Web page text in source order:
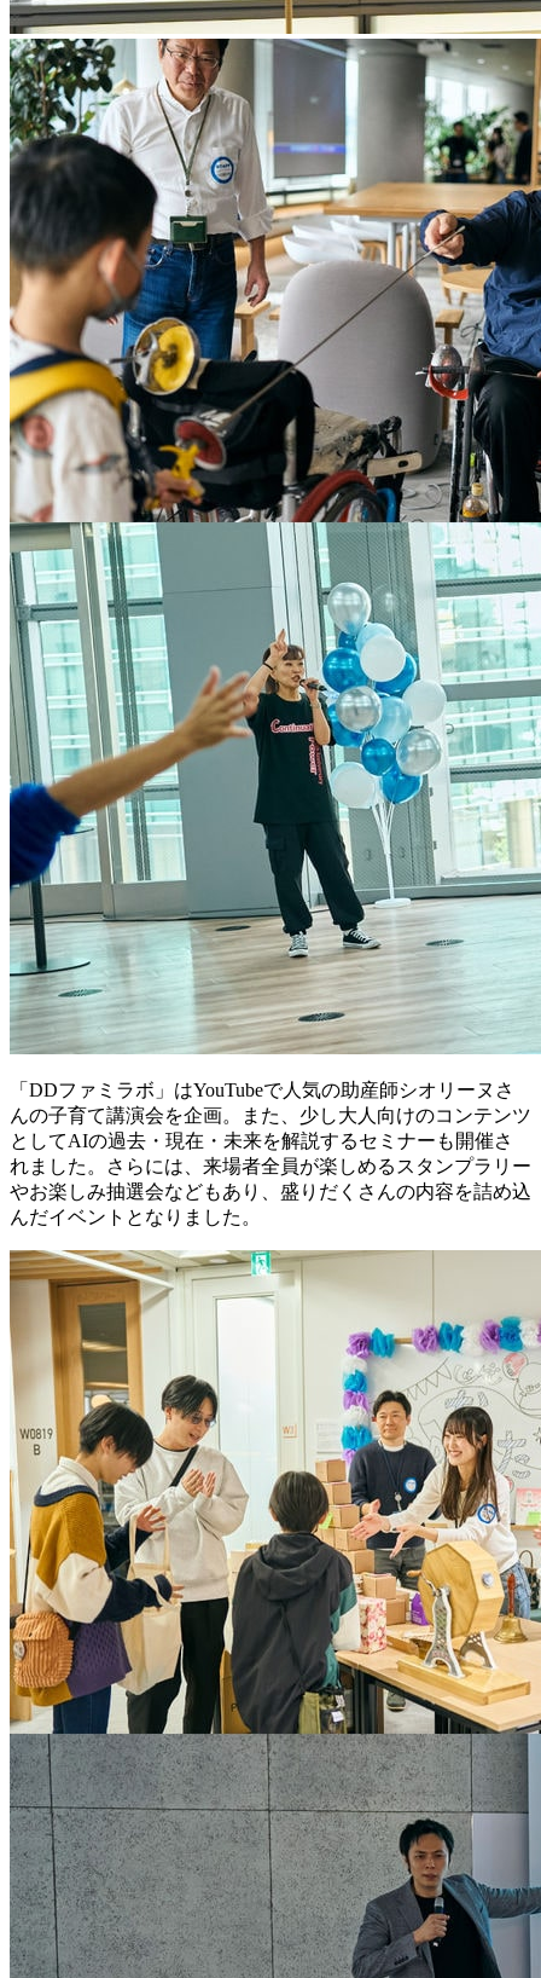
「DDファミラボ」はYouTubeで人気の助産師シオリーヌさ
んの子育て講演会を企画。また、少し大人向けのコンテンツ
としてAIの過去・現在・未来を解説するセミナーも開催さ
れました。さらには、来場者全員が楽しめるスタンプラリー
やお楽しみ抽選会などもあり、盛りだくさんの内容を詰め込
んだイベントとなりました。